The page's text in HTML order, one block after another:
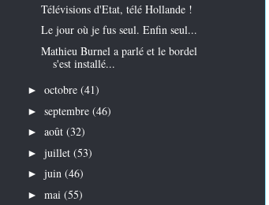
Télévisions d'Etat, télé Hollande !
Le jour où je fus seul. Enfin seul...
Mathieu Burnel a parlé et le bordel
s'est installé...
► octobre (41)
► septembre (46)
► août (32)
► juillet (53)
► juin (46)
► mai (55)